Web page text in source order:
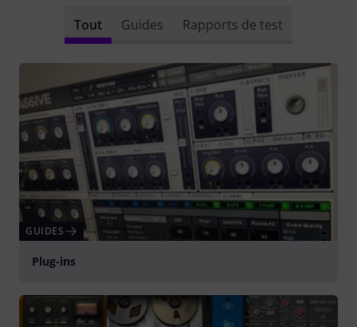
Tout Guides Rapports de test
GUIDES
Plug-ins